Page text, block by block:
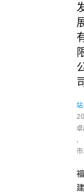
,
福
建